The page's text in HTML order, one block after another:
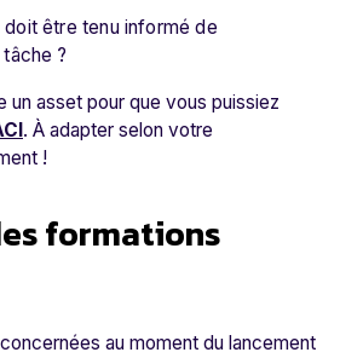
doit être tenu informé de
tâche ?
un asset pour que vous puissiez
. À adapter selon votre
!
formations
au moment du lancement